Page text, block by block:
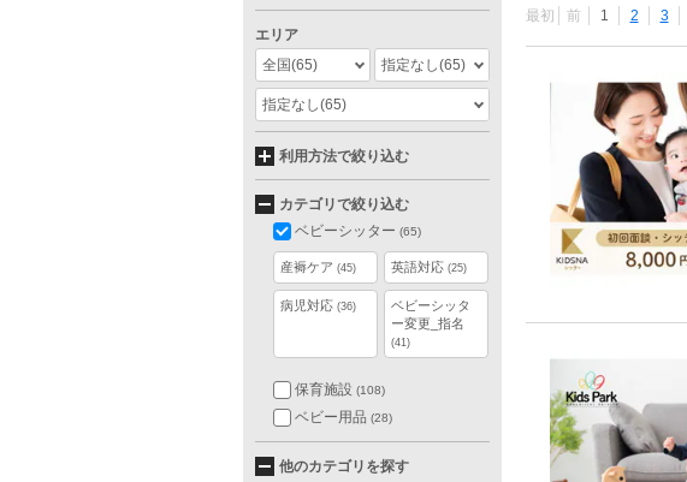
最初 前 1 2 3
エリア
全国(65) 指定なし(65)
指定なし(65)
利用方法で絞り込む
カテゴリで絞り込む
ベビーシッター (65)
産褥ケア (45) 英語対応 (25)
病児対応 (36)
ベビーシッタ
ー変更_指名
(41)
保育施設 (108)
ベビー用品 (28)
他のカテゴリを探す